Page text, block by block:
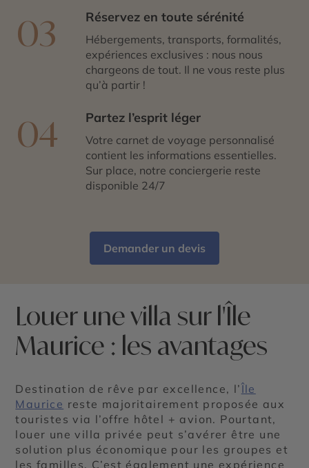
03 Réservez en toute sérénité
Hébergements, transports, formalités,
expériences exclusives : nous nous
chargeons de tout. Il ne vous reste plus
qu’à partir !
04 Partez l’esprit léger
Votre carnet de voyage personnalisé
contient les informations essentielles.
Sur place, notre conciergerie reste
disponible 24/7
Demander un devis
Louer une villa sur l'Île
Maurice : les avantages
Destination de rêve par excellence, l’Île
Maurice reste majoritairement proposée aux
touristes via l’offre hôtel + avion. Pourtant,
louer une villa privée peut s’avérer être une
solution plus économique pour les groupes et
les familles. C’est également une expérience